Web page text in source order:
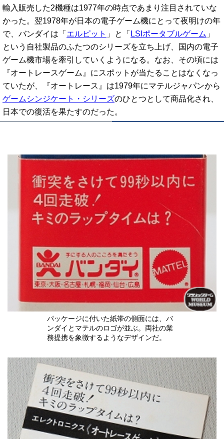
輸入販売した2機種は1977年の時点であまり注目されていな
かった。翌1978年が日本の電子ゲーム機にとって夜明けの年
で、バンダイは「 エルピット 」と「 LSIポータブルゲーム 」
という自社製品のふたつのシリーズを立ち上げ、国内の電子
ゲーム機市場を牽引していくようになる。なお、その頃には
『オートレースゲーム』にスポットが当たることはなくなっ
ていたが、『オートレース』は1979年にマテルジャパンから
ゲームシンジケート・シリーズのひとつとして商品化され、
日本での復活を果たすのだった。
パッケージに付いた紙帯の側面には、バ
ンダイとマテルのロゴが並ぶ。両社の業
務提携を象徴するようなデザインだ。